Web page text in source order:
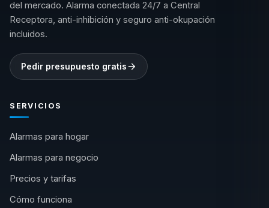
del mercado. Alarma conectada 24/7 a Central
Receptora, anti-inhibición y seguro anti-okupación
incluidos.
Pedir presupuesto gratis
SERVICIOS
Alarmas para hogar
Alarmas para negocio
Precios y tarifas
Cómo funciona